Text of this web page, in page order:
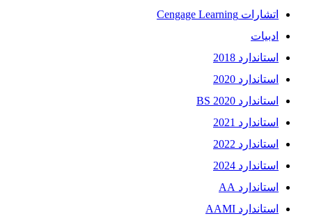
اتشارات Cengage Learning
ادبیات
استاندارد 2018
استاندارد 2020
استاندارد 2020 BS
استاندارد 2021
استاندارد 2022
استاندارد 2024
استاندارد AA
استاندارد AAMI